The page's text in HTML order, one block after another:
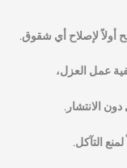
أولاً لإصلاح أي شقوق.
عمل العزل،
دون الانتشار.
التآكل.